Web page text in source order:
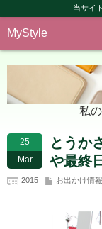
当サイ
MyStyle
私
25
Mar
とうか
や最終
2015 お出かけ情報